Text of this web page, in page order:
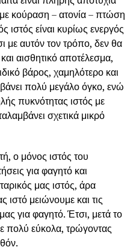
κούραση – ατονία – πτώση
είναι κυρίως ενεργός
με αυτόν τον τρόπο, δεν θα
αισθητικό αποτέλεσμα,
βάρος, χαμηλότερο και
πολύ μεγάλο όγκο, ενώ
πυκνότητας ιστός με
σχετικά μικρό
ο μόνος ιστός του
για φαγητό και
μας ιστός, άρα
ιστό μειώνουμε και τις
για φαγητό. Έτσι, μετά το
πολύ εύκολα, τρώγοντας